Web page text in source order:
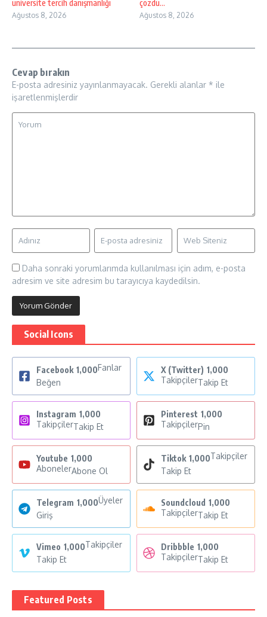
üniversite tercih danışmanlığı
Ağustos 8, 2026
çözdü…
Ağustos 8, 2026
Cevap bırakın
E-posta adresiniz yayınlanmayacak. Gerekli alanlar * ile
işaretlenmişlerdir
Daha sonraki yorumlarımda kullanılması için adım, e-posta
adresim ve site adresim bu tarayıcıya kaydedilsin.
Social Icons
Facebook 1,000Fanlar
Beğen
X (Twitter) 1,000
TakipçilerTakip Et
Instagram 1,000
TakipçilerTakip Et
Pinterest 1,000
TakipçilerPin
Youtube 1,000
AbonelerAbone Ol
Tiktok 1,000Takipçiler
Takip Et
Telegram 1,000Üyeler
Giriş
Soundcloud 1,000
TakipçilerTakip Et
Vimeo 1,000Takipçiler
Takip Et
Dribbble 1,000
TakipçilerTakip Et
Featured Posts